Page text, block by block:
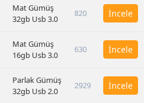
Mat Gümüş
32gb Usb 3.0
820 İncele
Mat Gümüş
16gb Usb 3.0
630 İncele
Parlak Gümüş
32gb Usb 2.0
2929 İncele